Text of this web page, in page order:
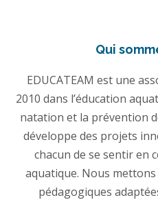
Qui
EDUCATEAM est une
2010 dans l’éducation
natation et la prévention
développe des projets
chacun de se sentir en
aquatique. Nous
pédagogiques